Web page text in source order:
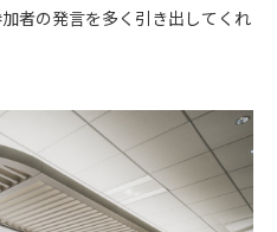
者の発言を多く引き出してくれ